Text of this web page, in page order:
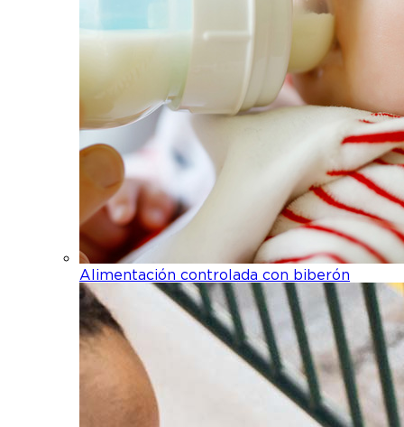
Alimentación controlada con biberón